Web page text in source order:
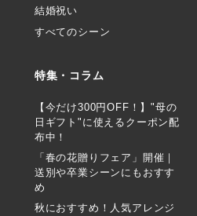
結婚祝い
すべてのシーン
特集・コラム
【今だけ300円OFF！】"母の
日ギフト"に使えるクーポン配
布中！
「春の花贈りフェア」開催｜
送別や卒業シーンにもおすす
め
秋におすすめ！人気アレンジ